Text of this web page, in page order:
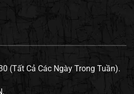
(Tất Cả Các Ngày Trong Tuần).